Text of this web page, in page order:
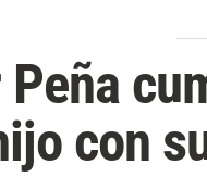
Peña
con